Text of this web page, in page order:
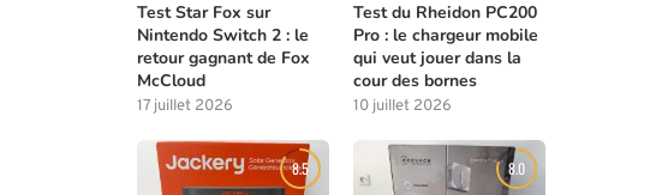
Test Star Fox sur
Nintendo Switch 2 : le
retour gagnant de Fox
McCloud
17 juillet 2026
Test du Rheidon PC200
Pro : le chargeur mobile
qui veut jouer dans la
cour des bornes
10 juillet 2026
8.5 8.0